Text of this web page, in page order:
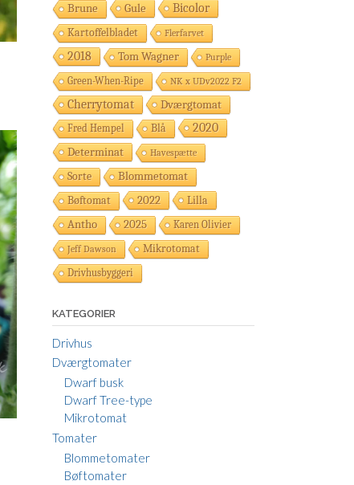
Brune Gule Bicolor
Kartoffelbladet Flerfarvet
2018 Tom Wagner Purple
Green-When-Ripe NK x UDv2022 F2
Cherrytomat Dværgtomat
Fred Hempel Blå
2020
Determinat
Havespætte
Sorte
Blommetomat
Bøftomat
2022 Lilla
Antho 2025 Karen Olivier
Jeff Dawson
Mikrotomat
Drivhusbyggeri
KATEGORIER
Drivhus
Dværgtomater
Dwarf busk
Dwarf Tree-type
Mikrotomat
Tomater
Blommetomater
Bøftomater